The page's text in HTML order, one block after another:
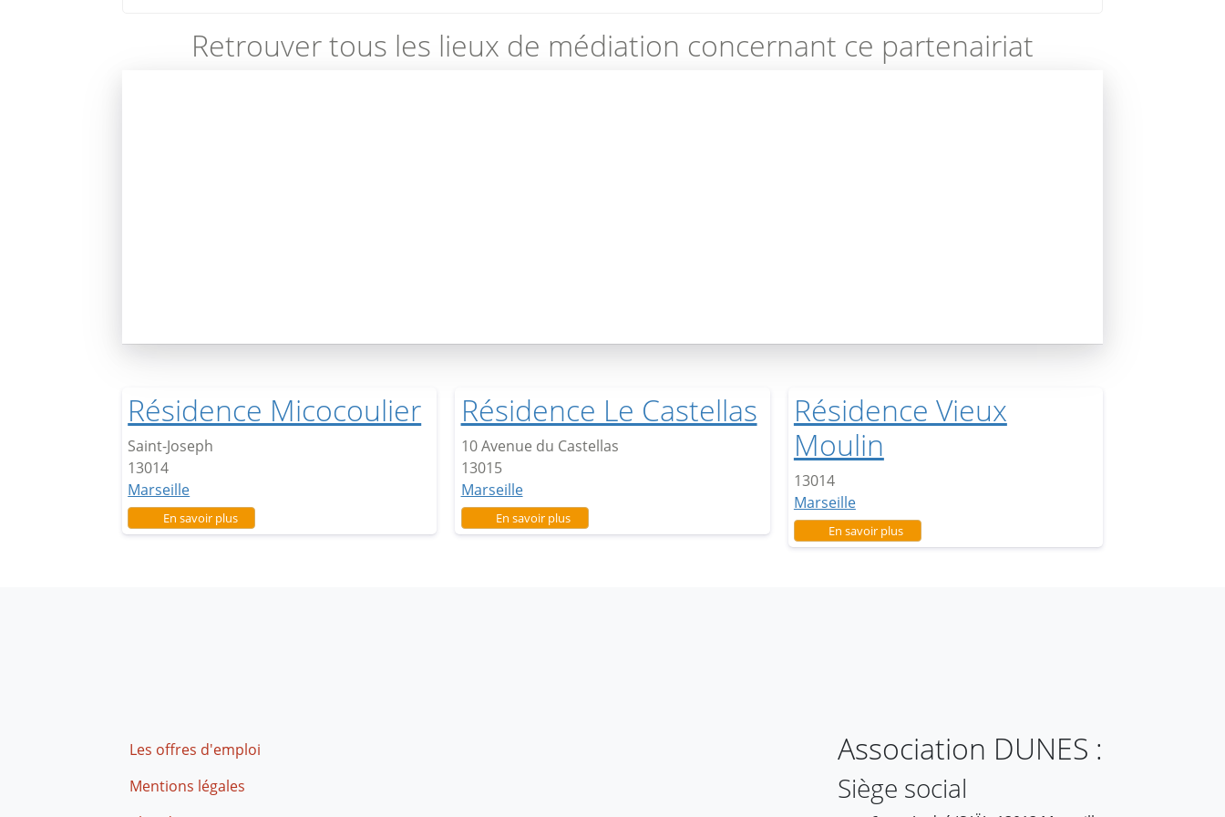
Retrouver tous les lieux de médiation concernant ce partenairiat
Résidence Micocoulier
Saint-Joseph
13014
Marseille
En savoir plussur Résidence Micocoulier
Résidence Le Castellas
10 Avenue du Castellas
13015
Marseille
En savoir plussur Résidence Le Castellas
Résidence Vieux
Moulin
13014
Marseille
En savoir plussur Résidence Vieux Moulin
Footer
Les offres d'emploi
Mentions légales
Association DUNES :
Siège social